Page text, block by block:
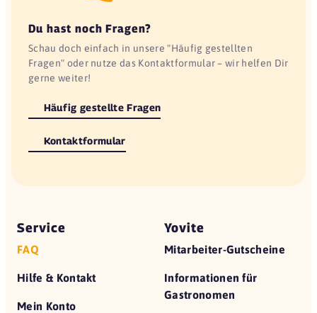
Du hast noch Fragen?
Schau doch einfach in unsere "Häufig gestellten
Fragen" oder nutze das Kontaktformular – wir helfen Dir
gerne weiter!
Häufig gestellte Fragen
Kontaktformular
Service
FAQ
Hilfe & Kontakt
Mein Konto
Yovite
Mitarbeiter-Gutscheine
Informationen für
Gastronomen